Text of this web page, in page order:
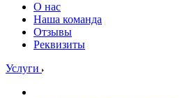
О нас
Наша команда
Отзывы
Реквизиты
Услуги